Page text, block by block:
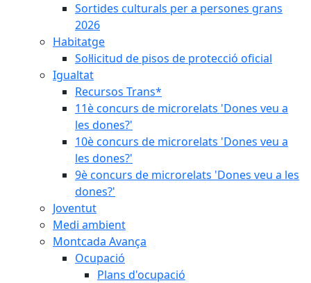
Sortides culturals per a persones grans
2026
Habitatge
Sol·licitud de pisos de protecció oficial
Igualtat
Recursos Trans*
11è concurs de microrelats 'Dones veu a
les dones?'
10è concurs de microrelats 'Dones veu a
les dones?'
9è concurs de microrelats 'Dones veu a les
dones?'
Joventut
Medi ambient
Montcada Avança
Ocupació
Plans d'ocupació